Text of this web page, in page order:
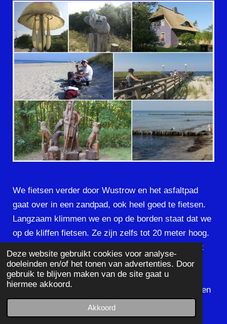
Deze website gebruikt cookies voor analyse-
doeleinden en/of het tonen van advertenties. Door
gebruik te blijven maken van de site gaat u
hiermee akkoord.
Akkoord
We fietsen verder door Wustrow en het asfaltpad
gaat over in een zandpad, ook heel goed te fietsen.
Langzaam klimmen we en op de borden staat dat we
op de kliffen fietsen. Ze zijn zelfs tot 20 meter hoog.
Overal staan waarschuwingsborden, net of we ook
maar behoefte hebben om hier naar beneden te
springen. Richard heeft een bijna-botsing met een
tegemoetkomende fietsster. Ze vliegt uit de bocht en
belandt in de tegenoverliggende berm😲. Richard
hoog in de remmen en overdwars op het pad.